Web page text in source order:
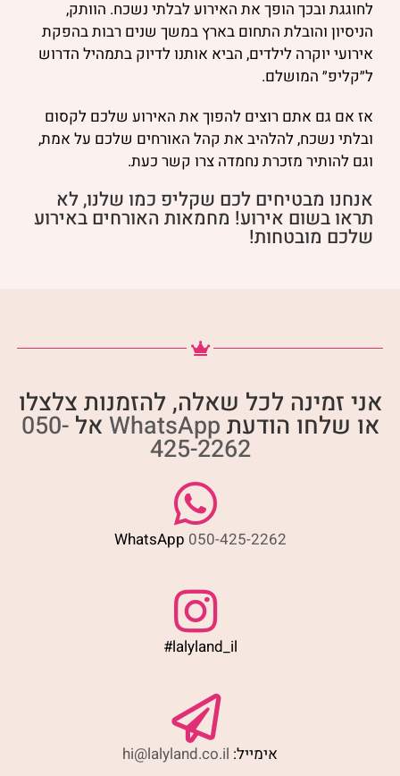
לחוגגת ובכך הופך את האירוע לבלתי נשכח. הוותק,
הניסיון והובלת התחום בארץ במשך שנים רבות בהפקת
אירועי יוקרה לילדים, הביא אותנו לדיוק בתמהיל הדרוש
ל״קליפ״ המושלם.
אז אם גם אתם רוצים להפוך את האירוע שלכם לקסום
ובלתי נשכח, להלהיב את קהל האורחים שלכם על אמת,
וגם להותיר מזכרת נחמדה צרו קשר כעת.
אנחנו מבטיחים לכם שקליפ כמו שלנו, לא
תראו בשום אירוע! מחמאות האורחים באירוע
שלכם מובטחות!
אני זמינה לכל שאלה, להזמנות צלצלו
או שלחו הודעת WhatsApp אל050-
425-2262
WhatsApp 050-425-2262
#lalyland_il
אימייל: hi@lalyland.co.il